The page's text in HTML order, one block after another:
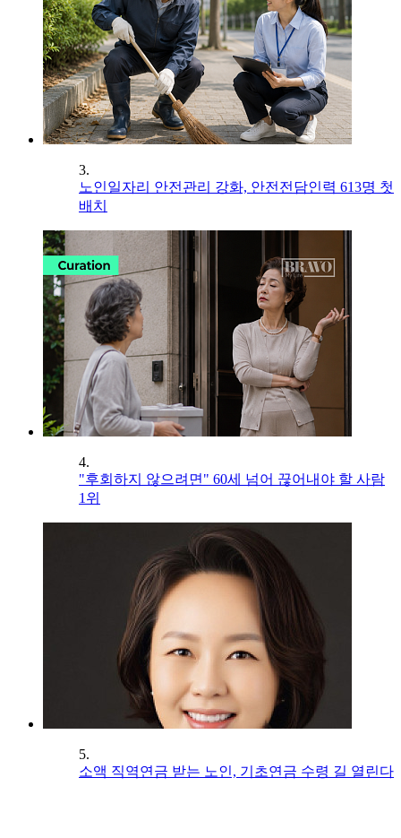
3.
노인일자리 안전관리 강화, 안전전담인력 613명 첫
배치
4.
"후회하지 않으려면" 60세 넘어 끊어내야 할 사람
1위
5.
소액 직역연금 받는 노인, 기초연금 수령 길 열린다